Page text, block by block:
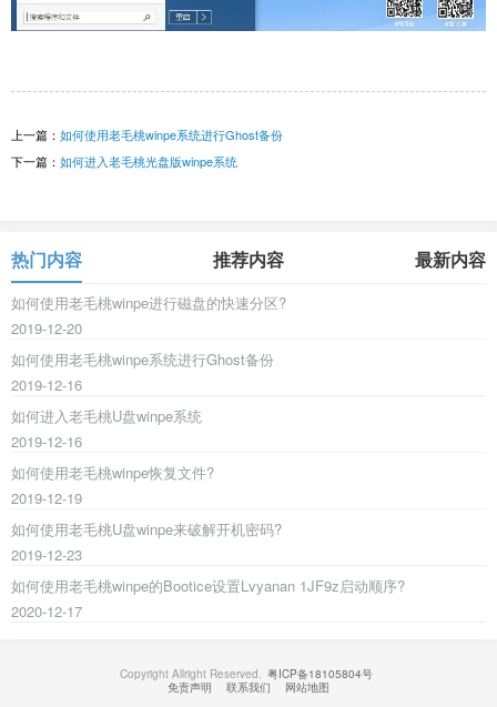
上一篇： 如何使用老毛桃winpe系统进行Ghost备份
下一篇： 如何进入老毛桃光盘版winpe系统
热门内容 推荐内容 最新内容
如何使用老毛桃winpe进行磁盘的快速分区?
2019-12-20
如何使用老毛桃winpe系统进行Ghost备份
2019-12-16
如何进入老毛桃U盘winpe系统
2019-12-16
如何使用老毛桃winpe恢复文件?
2019-12-19
如何使用老毛桃U盘winpe来破解开机密码?
2019-12-23
如何使用老毛桃winpe的Bootice设置Lvyanan 1JF9z启动顺序?
2020-12-17
Copyright Allright Reserved. 粤ICP备18105804号
免责声明
联系我们 网站地图